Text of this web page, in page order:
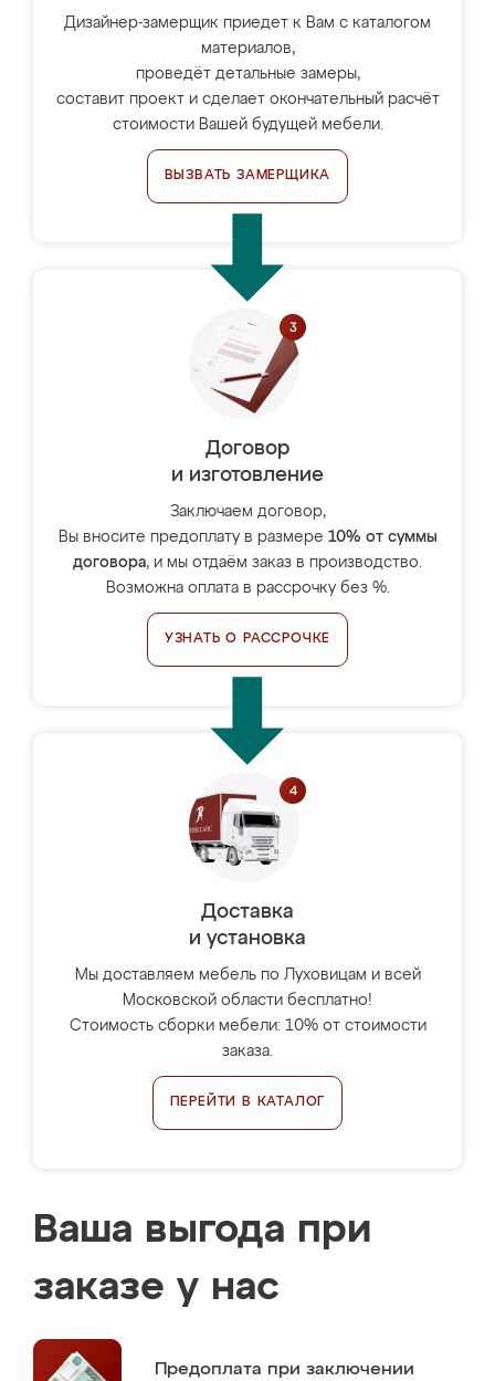
Дизайнер-замерщик приедет к Вам с каталогом
материалов,
проведёт детальные замеры,
составит проект и сделает окончательный расчёт
стоимости Вашей будущей мебели.
ВЫЗВАТЬ ЗАМЕРЩИКА
Договор
и изготовление
Заключаем договор,
Вы вносите предоплату в размере 10% от суммы
договора, и мы отдаём заказ в производство.
Возможна оплата в рассрочку без %.
УЗНАТЬ О РАССРОЧКЕ
Доставка
и установка
Мы доставляем мебель по Луховицам и всей
Московской области бесплатно!
Стоимость сборки мебели: 10% от стоимости
заказа.
ПЕРЕЙТИ В КАТАЛОГ
Ваша выгода при
заказе у нас
Предоплата при заключении